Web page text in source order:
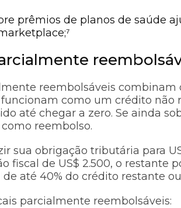
prêmios de planos de saúde
reembolsáveis combinam
como um crédito não
até chegar a zero. Se ainda
reembolso.
sua obrigação tributária para
fiscal de US$ 2.500, o restante
até 40% do crédito restante ou
parcialmente reembolsáveis: